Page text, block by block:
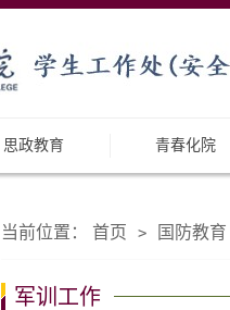
思政教育 青春化院
当前位置： 首页 > 国防教育
军训工作